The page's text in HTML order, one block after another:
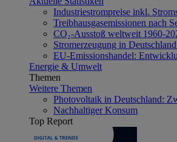
Industriestrompreise inkl.
Treibhausgasemissionen nach
CO₂-Ausstoß weltweit 1960-
Stromerzeugung in
EU-Emissionshandel:
Energie & Umwelt
Themen
Weitere Themen
Photovoltaik in Deutschland:
Nachhaltiger Konsum
Top Report